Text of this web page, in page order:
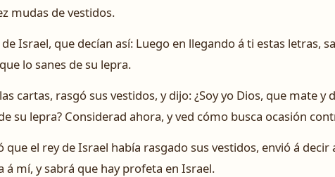
mudas de vestidos.
Israel, que decían así: Luego en llegando á ti estas letras,
lo sanes de su lepra.
cartas, rasgó sus vestidos, y dijo: ¿Soy yo Dios, que mate y
su lepra? Considerad ahora, y ved cómo busca ocasión
que el rey de Israel había rasgado sus vestidos, envió á decir
á mí, y sabrá que hay profeta en Israel.